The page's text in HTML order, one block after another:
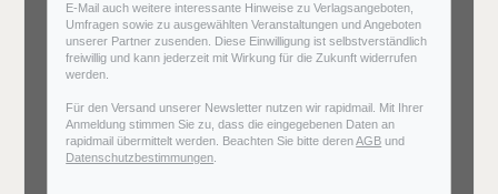
E-Mail auch weitere interessante Hinweise zu Verlagsangeboten,
Umfragen sowie zu ausgewählten Veranstaltungen und Angeboten
unserer Partner zusenden. Diese Einwilligung ist selbstverständlich
freiwillig und kann jederzeit mit Wirkung für die Zukunft widerrufen
werden.
Für den Versand unserer Newsletter nutzen wir rapidmail. Mit Ihrer
Anmeldung stimmen Sie zu, dass die eingegebenen Daten an
rapidmail übermittelt werden. Beachten Sie bitte derenAGB und
Datenschutzbestimmungen